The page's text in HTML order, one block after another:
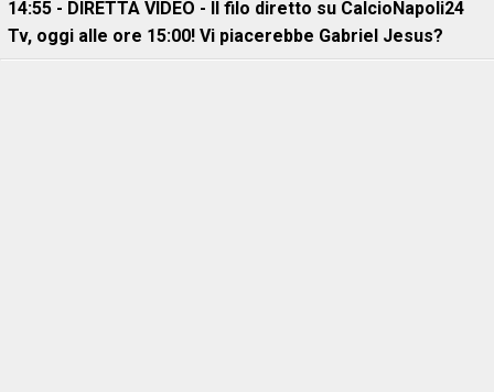
14:55 - DIRETTA VIDEO - Il filo diretto su CalcioNapoli24
Tv, oggi alle ore 15:00! Vi piacerebbe Gabriel Jesus?